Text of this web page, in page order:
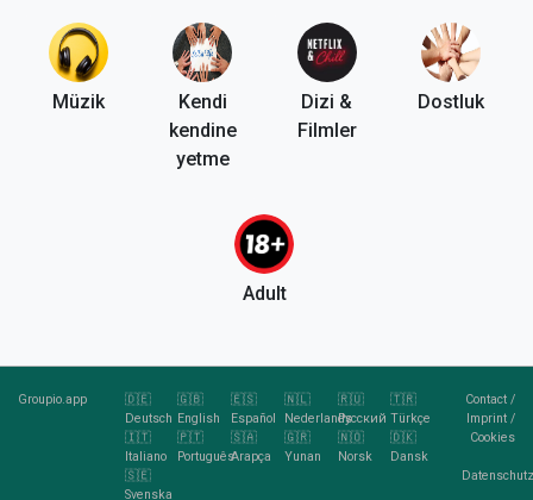
Müzik
Kendi
kendine
yetme
Dizi &
Filmler
Dostluk
Adult
Groupio.app
🇩🇪
Deutsch
🇬🇧
English
🇪🇸
Español
🇳🇱
Nederlands
🇷🇺
Pусский
🇹🇷
Türkçe
🇮🇹
Italiano
🇵🇹
Português
🇸🇦
Arapça
🇬🇷
Yunan
🇳🇴
Norsk
🇩🇰
Dansk
🇸🇪
Svenska
Contact/
Imprint/
Cookies